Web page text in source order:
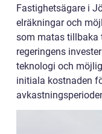
Fastighetsägare i
elräkningar och
som matas tillbaka
regeringens
teknologi och
initiala kostnaden